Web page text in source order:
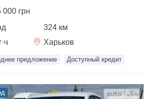
000 грн
324 км
Харьков
предложение Доступный кредит